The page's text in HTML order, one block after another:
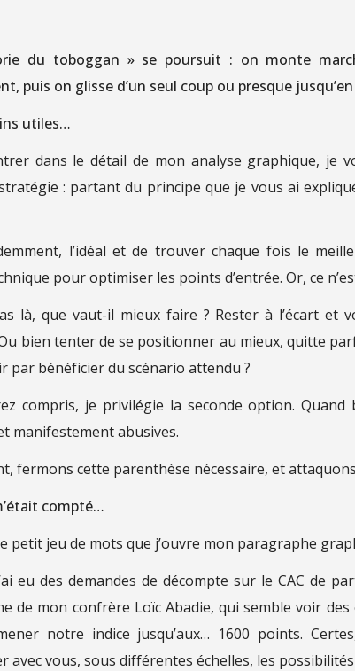
du toboggan » se poursuit : on monte
puis on glisse d’un seul coup ou presque
utiles…
dans le détail de mon analyse graphique,
: partant du principe que je vous ai
l’idéal et de trouver chaque fois le
pour optimiser les points d’entrée. Or, ce
là, que vaut-il mieux faire ? Rester à l’écart et
bien tenter de se positionner au mieux, quitte
par bénéficier du scénario attendu ?
compris, je privilégie la seconde option.
manifestement abusives.
fermons cette parenthèse nécessaire, et
compté…
petit jeu de mots que j’ouvre mon paragraphe
eu des demandes de décompte sur le CAC de
de mon confrère Loïc Abadie, qui semble voir
notre indice jusqu’aux… 1600 points.
avec vous, sous différentes échelles, les